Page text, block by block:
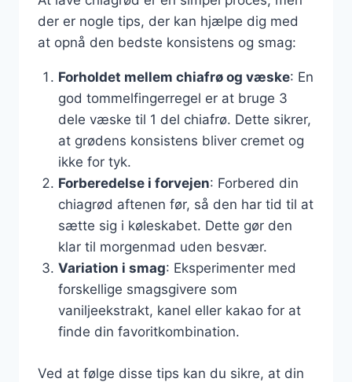
der er nogle tips, der kan hjælpe dig med
at opnå den bedste konsistens og smag:
Forholdet mellem chiafrø og væske: En
god tommelfingerregel er at bruge 3
dele væske til 1 del chiafrø. Dette sikrer,
at grødens konsistens bliver cremet og
ikke for tyk.
Forberedelse i forvejen: Forbered din
chiagrød aftenen før, så den har tid til at
sætte sig i køleskabet. Dette gør den
klar til morgenmad uden besvær.
Variation i smag: Eksperimenter med
forskellige smagsgivere som
vaniljeekstrakt, kanel eller kakao for at
finde din favoritkombination.
Ved at følge disse tips kan du sikre, at din